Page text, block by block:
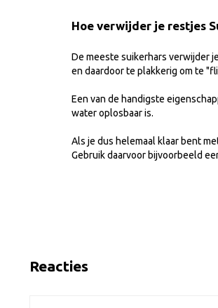
Hoe verwijder je restjes
De meeste suikerhars verwijder
en daardoor te plakkerig om te
Een van de handigste
water oplosbaar is.
Als je dus helemaal klaar bent
Gebruik daarvoor bijvoorbeeld
Reacties